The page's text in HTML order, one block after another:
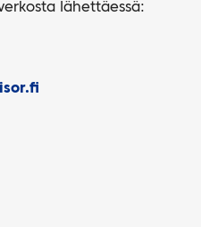
lähettäessä: